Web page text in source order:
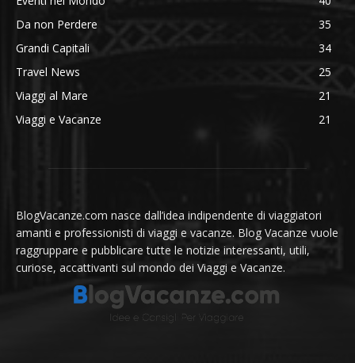
Da non Perdere
35
Grandi Capitali
34
Travel News
25
Viaggi al Mare
21
Viaggi e Vacanze
21
BlogVacanze.com nasce dall’idea indipendente di viaggiatori
amanti e professionisti di viaggi e vacanze. Blog Vacanze vuole
raggruppare e pubblicare tutte le notizie interessanti, utili,
curiose, accattivanti sul mondo dei Viaggi e Vacanze.